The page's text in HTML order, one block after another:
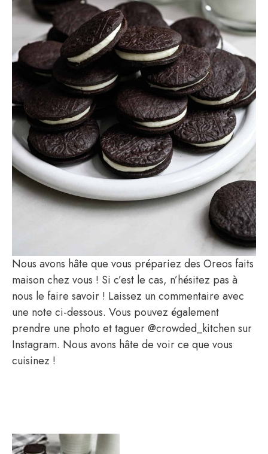
Nous avons hâte que vous prépariez des Oreos faits
maison chez vous ! Si c’est le cas, n’hésitez pas à
nous le faire savoir ! Laissez un commentaire avec
une note ci-dessous. Vous pouvez également
prendre une photo et taguer @crowded_kitchen sur
Instagram. Nous avons hâte de voir ce que vous
cuisinez !